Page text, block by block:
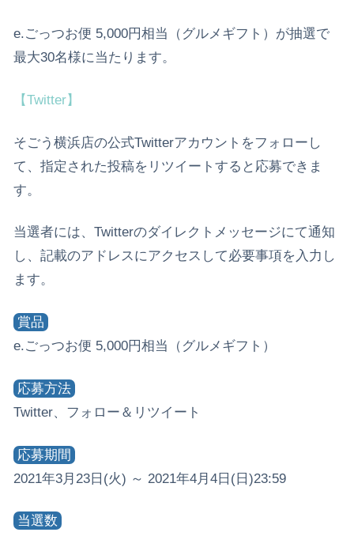
e.ごっつお便 5,000円相当（グルメギフト）が抽選で
最大30名様に当たります。
【Twitter】
そごう横浜店の公式Twitterアカウントをフォローし
て、指定された投稿をリツイートすると応募できま
す。
当選者には、Twitterのダイレクトメッセージにて通知
し、記載のアドレスにアクセスして必要事項を入力し
ます。
賞品
e.ごっつお便 5,000円相当（グルメギフト）
応募方法
Twitter、フォロー＆リツイート
応募期間
2021年3月23日(火) ～ 2021年4月4日(日)23:59
当選数